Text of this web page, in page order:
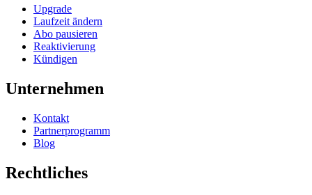
Upgrade
Laufzeit ändern
Abo pausieren
Reaktivierung
Kündigen
Unternehmen
Kontakt
Partnerprogramm
Blog
Rechtliches